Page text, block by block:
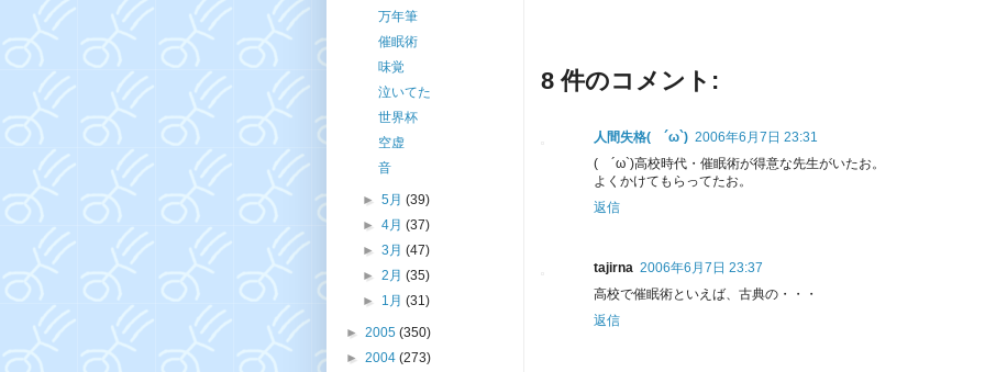
8 件のコメント:
人間失格( ´ω`) 2006年6月7日 23:31
( ´ω`)高校時代・催眠術が得意な先生がいたお。
よくかけてもらってたお。
返信
tajirna 2006年6月7日 23:37
高校で催眠術といえば、古典の・・・
返信
万年筆
催眠術
味覚
泣いてた
世界杯
空虚
音
► 5月 (39)
► 4月 (37)
► 3月 (47)
► 2月 (35)
► 1月 (31)
►2005(350)
►2004(273)